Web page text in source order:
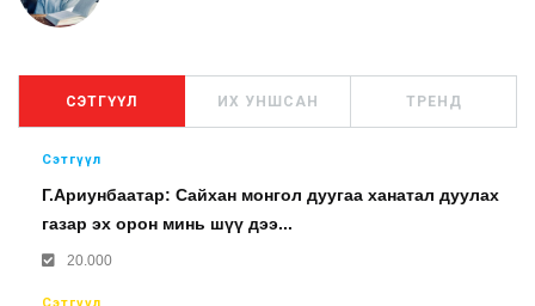
СЭТГҮҮЛ ИХ УНШСАН ТРЕНД
Сэтгүүл
Г.Ариунбаатар: Сайхан монгол дуугаа ханатал дуулах
газар эх орон минь шүү дээ...
20.000